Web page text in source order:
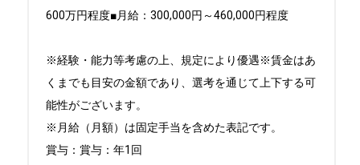
600万円程度■月給：300,000円～460,000円程度
※経験・能力等考慮の上、規定により優遇※賃金はあ
くまでも目安の金額であり、選考を通じて上下する可
能性がございます。
※月給（月額）は固定手当を含めた表記です。
賞与：賞与：年1回